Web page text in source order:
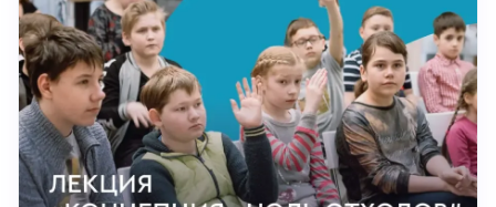
Лекция о сокращении отходов на бульваре